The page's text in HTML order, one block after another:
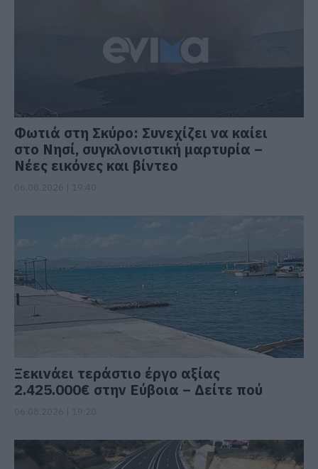
Φωτιά στη Σκύρο: Συνεχίζει να καίει
στο Νησί, συγκλονιστική μαρτυρία –
Νέες εικόνες και βίντεο
Ξεκινάει τεράστιο έργο αξίας
2.425.000€ στην Εύβοια – Δείτε πού